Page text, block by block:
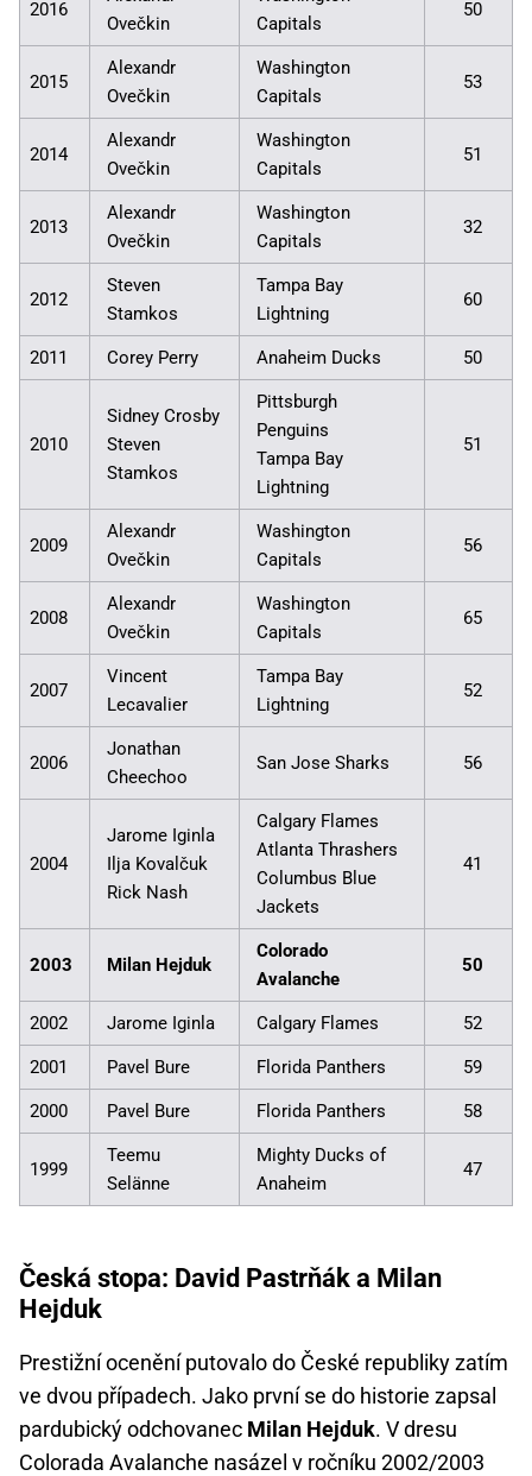
2016
Ovečkin
Capitals
50
2015
Alexandr
Ovečkin
Washington
Capitals
53
2014
Alexandr
Ovečkin
Washington
Capitals
51
2013
Alexandr
Ovečkin
Washington
Capitals
32
2012
Steven
Stamkos
Tampa Bay
Lightning
60
2011 Corey Perry Anaheim Ducks 50
2010
Sidney Crosby
Steven
Stamkos
Pittsburgh
Penguins
Tampa Bay
Lightning
51
2009
Alexandr
Ovečkin
Washington
Capitals
56
2008
Alexandr
Ovečkin
Washington
Capitals
65
2007
Vincent
Lecavalier
Tampa Bay
Lightning
52
2006
Jonathan
Cheechoo
San Jose Sharks 56
2004
Jarome Iginla
Ilja Kovalčuk
Rick Nash
Calgary Flames
Atlanta Thrashers
Columbus Blue
Jackets
41
2003 Milan Hejduk
Colorado
Avalanche
50
2002 Jarome Iginla Calgary Flames 52
2001 Pavel Bure Florida Panthers 59
2000 Pavel Bure Florida Panthers 58
1999
Teemu
Selänne
Mighty Ducks of
Anaheim
47
Česká stopa: David Pastrňák a Milan
Hejduk
Prestižní ocenění putovalo do České republiky zatím
ve dvou případech. Jako první se do historie zapsal
pardubický odchovanec Milan Hejduk. V dresu
Colorada Avalanche nasázel v ročníku 2002/2003